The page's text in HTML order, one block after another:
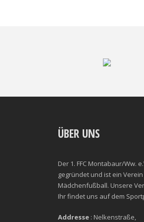
ÜBER UNS
Der 1. FFC Montabaur/Ww.
gegründet und ist ein
Mädchenfußball. Unsere
Ihr findet uns auf dem
Addresse : Nelkenstraße,